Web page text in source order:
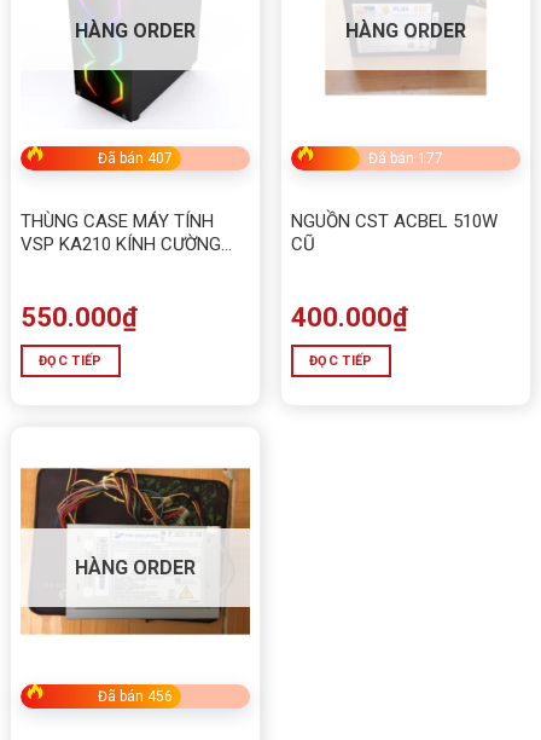
HÀNG ORDER
Đã bán 407
THÙNG CASE MÁY TÍNH
VSP KA210 KÍNH CƯỜNG
550.000₫
ĐỌC TIẾP
HÀNG ORDER
Đã bán 177
NGUỒN CST ACBEL 510W
CŨ
400.000₫
ĐỌC TIẾP
HÀNG ORDER
Đã bán 456